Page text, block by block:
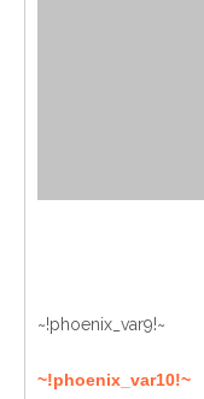
~!phoenix_var9!~
~!phoenix_var10!~